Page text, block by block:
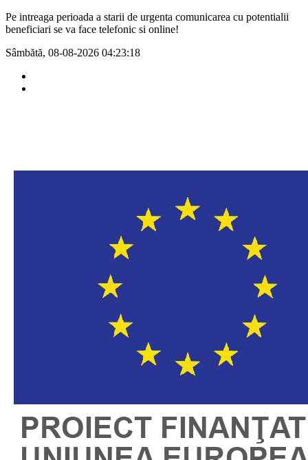
Pe intreaga perioada a starii de urgenta comunicarea cu potentialii
beneficiari se va face telefonic si online!
Sâmbătă, 08-08-2026 04:23:18